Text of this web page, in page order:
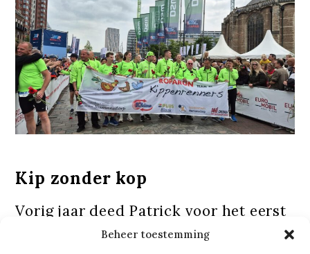
Beheer toestemming
Kip zonder kop
Vorig jaar deed Patrick voor het eerst
mee. Als loper én fietser legde hij flink